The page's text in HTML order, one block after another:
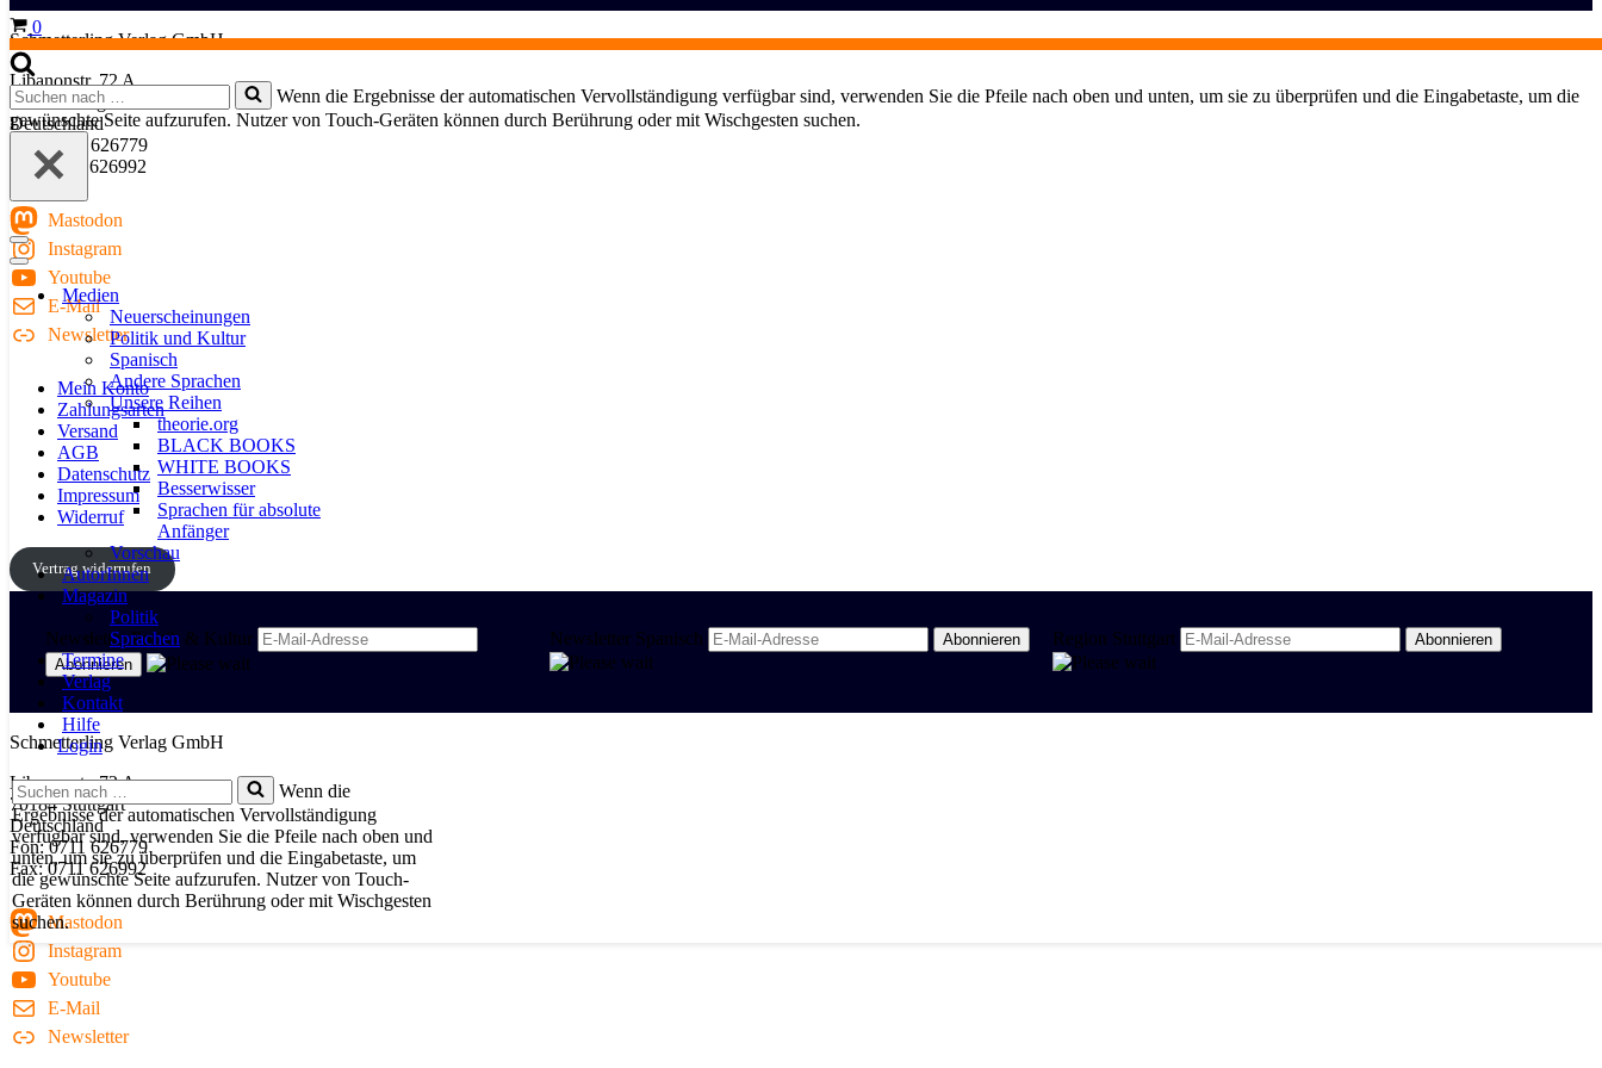
Warenkorb
0
Suchen
nach …
Wenn die Ergebnisse der automatischen Vervollständigung verfügbar sind, verwenden Sie die Pfeile nach oben und unten, um sie zu überprüfen und die Eingabetaste, um die
gewünschte Seite aufzurufen. Nutzer von Touch-Geräten können durch Berührung oder mit Wischgesten suchen.
Navigationsmenü
Navigationsmenü
Medien
Neuerscheinungen
Politik und Kultur
Spanisch
Andere Sprachen
Unsere Reihen
theorie.org
BLACK BOOKS
WHITE BOOKS
Besserwisser
Sprachen für absolute
Anfänger
Vorschau
AutorInnen
Magazin
Politik
Sprachen
Termine
Verlag
Kontakt
Hilfe
Login
Suchen
nach …
Wenn die
Ergebnisse der automatischen Vervollständigung
verfügbar sind, verwenden Sie die Pfeile nach oben und
unten, um sie zu überprüfen und die Eingabetaste, um
die gewünschte Seite aufzurufen. Nutzer von Touch-
Geräten können durch Berührung oder mit Wischgesten
suchen.
Schmetterling Verlag GmbH
Libanonstr. 72 A
70184 Stuttgart
Deutschland
Fon: 0711 626779
Fax: 0711 626992
Mastodon
Instagram
Youtube
E-Mail
Newsletter
Mein Konto
Zahlungsarten
Versand
AGB
Datenschutz
Impressum
Widerruf
Vertrag widerrufen
Newsletter Politik & Kultur Newsletter Spanisch Region Stuttgart
Schmetterling Verlag GmbH
Libanonstr. 72 A
70184 Stuttgart
Deutschland
Fon: 0711 626779
Fax: 0711 626992
Mastodon
Instagram
Youtube
E-Mail
Newsletter